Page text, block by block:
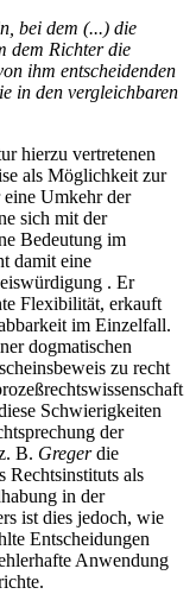
bei dem (...) die
dem Richter die
ihm entscheidenden
in den vergleichbaren
hierzu vertretenen
als Möglichkeit zur
eine Umkehr der
sich mit der
Bedeutung im
damit eine
. Er
Flexibilität, erkauft
im Einzelfall.
dogmatischen
zu recht
Schwierigkeiten
der
B. Gregerdie
Rechtsinstituts als
in der
ist dies jedoch, wie
Entscheidungen
Anwendung